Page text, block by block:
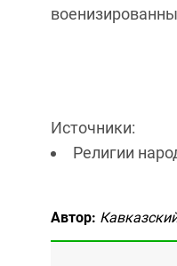
Источники:
Религии
Автор: